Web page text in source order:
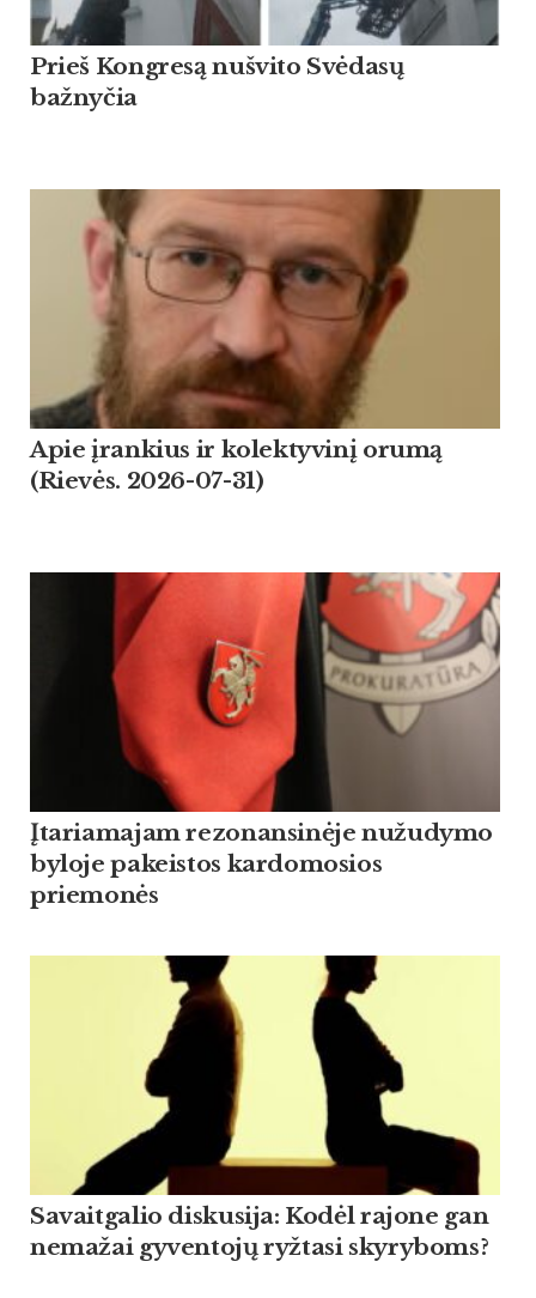
Prieš Kongresą nušvito Svėdasų
bažnyčia
Apie įrankius ir kolektyvinį orumą
(Rievės. 2026-07-31)
Įtariamajam rezonansinėje nužudymo
byloje pakeistos kardomosios
priemonės
Savaitgalio diskusija: Kodėl rajone gan
nemažai gyventojų ryžtasi skyryboms?